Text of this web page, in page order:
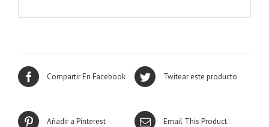
Compartir En Facebook Twitear este producto
Añadir a Pinterest Email This Product